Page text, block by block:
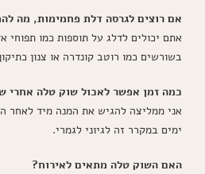
אם רוצים לגרסה דלת פחמימות, מה
אתם יכולים לדלג על תוספות כמו
בשורשים כמו רוטב קונדרה או צנון
כמה זמן אפשר לאכול שוק טלה אחרי
ימים במקרר זה לגיוני לגמרי.
האם השוק טלה מתאים לאירוח?